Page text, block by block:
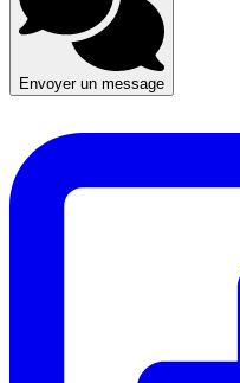
Envoyer un message